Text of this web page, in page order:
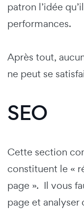
patron l’idée
performances.
Après tout,
ne peut se
SEO
Cette section
constituent le «
page ». Il vous
page et analyser